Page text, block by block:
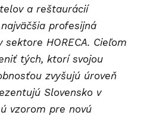
a reštaurácií
profesijná
sektore HORECA. Cieľom
tých, ktorí svojou
zvyšujú úroveň
Slovensko v
vzorom pre novú